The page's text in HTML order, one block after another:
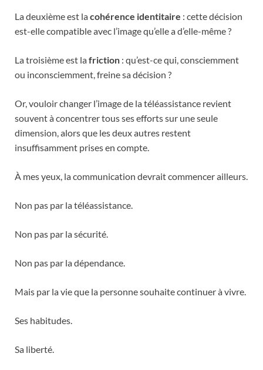
La deuxième est lacohérence identitaire : cette décision
est-elle compatible avec l’image qu’elle a d’elle-même ?
La troisième est lafriction : qu’est-ce qui, consciemment
ou inconsciemment, freine sa décision ?
Or, vouloir changer l’image de la téléassistance revient
souvent à concentrer tous ses efforts sur une seule
dimension, alors que les deux autres restent
insuffisamment prises en compte.
À mes yeux, la communication devrait commencer ailleurs.
Non pas par la téléassistance.
Non pas par la sécurité.
Non pas par la dépendance.
Mais par la vie que la personne souhaite continuer à vivre.
Ses habitudes.
Sa liberté.